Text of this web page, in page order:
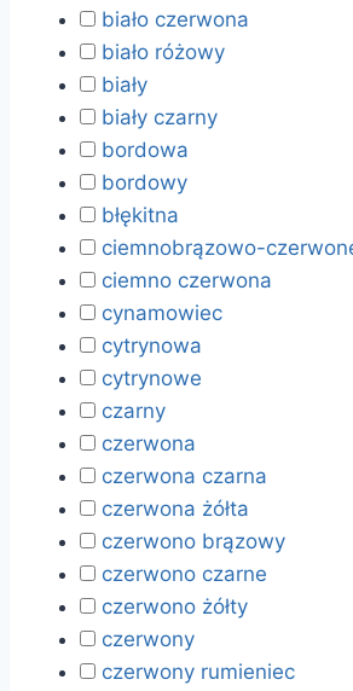
biało czerwona
biało różowy
biały
biały czarny
bordowa
bordowy
błękitna
ciemnobrązowo-
ciemno czerwona
cynamowiec
cytrynowa
cytrynowe
czarny
czerwona
czerwona czarna
czerwona żółta
czerwono brązowy
czerwono czarne
czerwono żółty
czerwony
czerwony rumieniec